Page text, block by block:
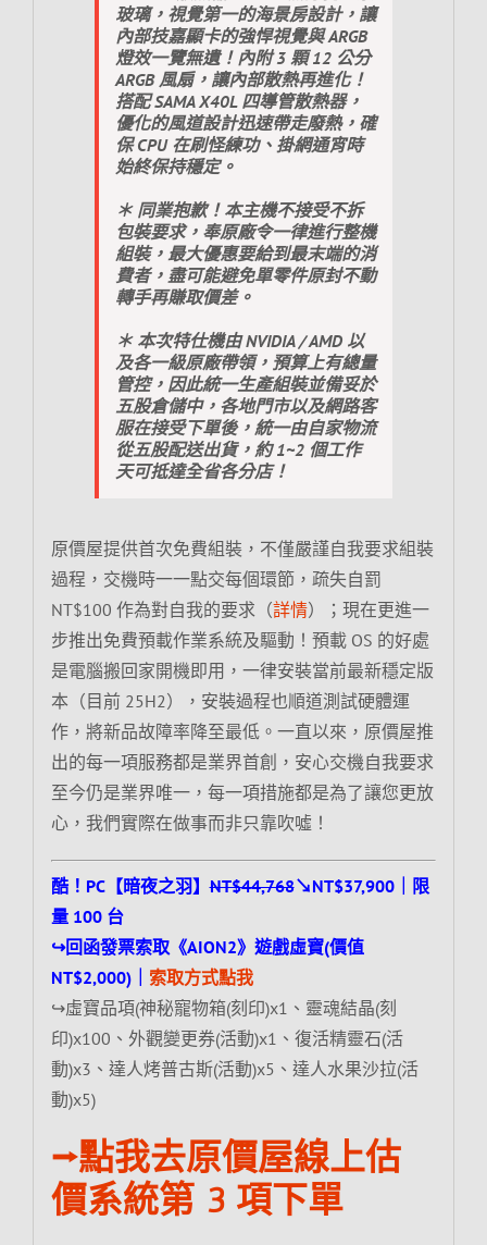
玻璃，視覺第一的海景房設計，讓
內部技嘉顯卡的強悍視覺與 ARGB
燈效一覽無遺！內附 3 顆 12 公分
ARGB 風扇，讓內部散熱再進化！
搭配 SAMA X40L 四導管散熱器，
優化的風道設計迅速帶走廢熱，確
保 CPU 在刷怪練功、掛網通宵時
始終保持穩定。
＊ 同業抱歉！本主機不接受不拆
包裝要求，奉原廠令一律進行整機
組裝，最大優惠要給到最末端的消
費者，盡可能避免單零件原封不動
轉手再賺取價差。
＊ 本次特仕機由 NVIDIA / AMD 以
及各一級原廠帶領，預算上有總量
管控，因此統一生產組裝並備妥於
五股倉儲中，各地門市以及網路客
服在接受下單後，統一由自家物流
從五股配送出貨，約 1~2 個工作
天可抵達全省各分店！
原價屋提供首次免費組裝，不僅嚴謹自我要求組裝
過程，交機時一一點交每個環節，疏失自罰
NT$100 作為對自我的要求（詳情）；現在更進一
步推出免費預載作業系統及驅動！預載 OS 的好處
是電腦搬回家開機即用，一律安裝當前最新穩定版
本（目前 25H2），安裝過程也順道測試硬體運
作，將新品故障率降至最低。一直以來，原價屋推
出的每一項服務都是業界首創，安心交機自我要求
至今仍是業界唯一，每一項措施都是為了讓您更放
心，我們實際在做事而非只靠吹噓！
酷！PC【暗夜之羽】NT$44,768↘NT$37,900｜限
量 100 台
↪回函發票索取《AION2》遊戲虛寶(價值
NT$2,000)｜ 索取方式點我
↪虛寶品項(神秘寵物箱(刻印)x1、靈魂結晶(刻
印)x100、外觀變更券(活動)x1、復活精靈石(活
動)x3、達人烤普古斯(活動)x5、達人水果沙拉(活
動)x5)
⭢點我去原價屋線上估
價系統第 3 項下單